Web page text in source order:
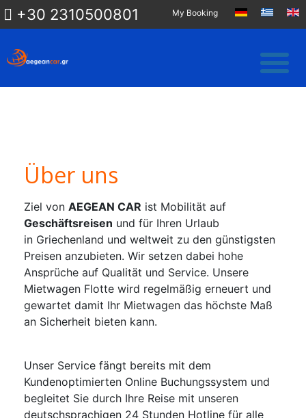
+30 2310500801 My Booking
Über uns
Ziel von AEGEAN CAR ist Mobilität auf
Geschäftsreisen und für Ihren Urlaub
in Griechenland und weltweit zu den günstigsten
Preisen anzubieten. Wir setzen dabei hohe
Ansprüche auf Qualität und Service. Unsere
Mietwagen Flotte wird regelmäßig erneuert und
gewartet damit Ihr Mietwagen das höchste Maß
an Sicherheit bieten kann.
Unser Service fängt bereits mit dem
Kundenoptimierten Online Buchungssystem und
begleitet Sie durch Ihre Reise mit unseren
deutschsprachigen 24 Stunden Hotline für alle